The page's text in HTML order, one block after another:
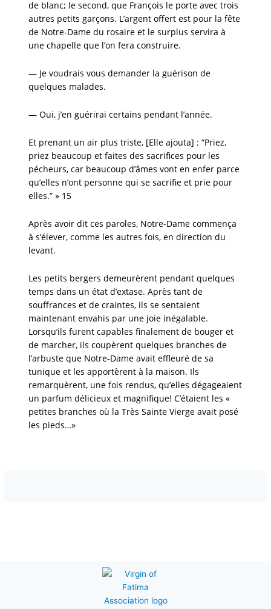
de blanc; le second, que François le porte avec trois
autres petits garçons. L’argent offert est pour la fête
de Notre-Dame du rosaire et le surplus servira à
une chapelle que l’on fera construire.
— Je voudrais vous demander la guérison de
quelques malades.
— Oui, j’en guérirai certains pendant l’année.
Et prenant un air plus triste, [Elle ajouta] : “Priez,
priez beaucoup et faites des sacrifices pour les
pécheurs, car beaucoup d’âmes vont en enfer parce
qu’elles n’ont personne qui se sacrifie et prie pour
elles.” » 15
Après avoir dit ces paroles, Notre-Dame commença
à s’élever, comme les autres fois, en direction du
levant.
Les petits bergers demeurèrent pendant quelques
temps dans un état d’extase. Après tant de
souffrances et de craintes, ils se sentaient
maintenant envahis par une joie inégalable.
Lorsqu’ils furent capables finalement de bouger et
de marcher, ils coupèrent quelques branches de
l’arbuste que Notre-Dame avait effleuré de sa
tunique et les apportèrent à la maison. Ils
remarquèrent, une fois rendus, qu’elles dégageaient
un parfum délicieux et magnifique! C’étaient les «
petites branches où la Très Sainte Vierge avait posé
les pieds…»